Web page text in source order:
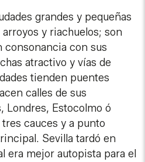
grandes y pequeñas
y riachuelos; son
consonancia con sus
atractivo y vías de
tienden puentes
calles de sus
Londres, Estocolmo ó
cauces y a punto
Sevilla tardó en
era mejor autopista para el